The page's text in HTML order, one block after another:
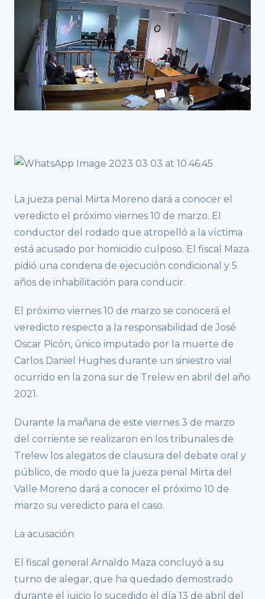
La jueza penal Mirta Moreno dará a conocer el
veredicto el próximo viernes 10 de marzo. El
conductor del rodado que atropelló a la víctima
está acusado por homicidio culposo. El fiscal Maza
pidió una condena de ejecución condicional y 5
años de inhabilitación para conducir.
El próximo viernes 10 de marzo se conocerá el
veredicto respecto a la responsabilidad de José
Oscar Picón, único imputado por la muerte de
Carlos Daniel Hughes durante un siniestro vial
ocurrido en la zona sur de Trelew en abril del año
2021.
Durante la mañana de este viernes 3 de marzo
del corriente se realizaron en los tribunales de
Trelew los alegatos de clausura del debate oral y
público, de modo que la jueza penal Mirta del
Valle Moreno dará a conocer el próximo 10 de
marzo su veredicto para el caso.
La acusación
El fiscal general Arnaldo Maza concluyó a su
turno de alegar, que ha quedado demostrado
durante el juicio lo sucedido el día 13 de abril del